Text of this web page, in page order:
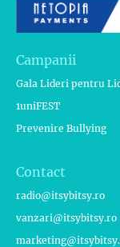
Campanii
Gala Lideri pentru
1uniFEST
Prevenire Bullying
Contact
radio@itsybitsy.ro
vanzari@itsybitsy.ro